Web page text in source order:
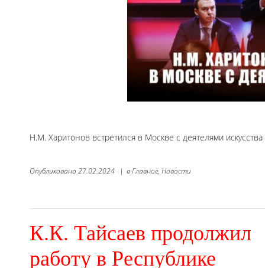
Н.М. Харитонов встретился в Москве с деятелями искусства
Опубликовано 27.02.2024 | вГлавное, Новости
К.К. Тайсаев продолжил
работу в Республике